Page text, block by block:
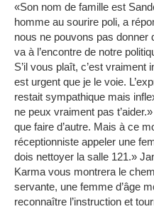
«Son nom de famille est
homme au sourire poli, a
nous ne pouvons pas donner
va à l’encontre de notre
S’il vous plaît, c’est vraiment
est urgent que je le voie.
restait sympathique mais
ne peux vraiment pas t’aider.»
que faire d’autre. Mais à ce
réceptionniste appeler une
dois nettoyer la salle 121.»
Karma vous montrera le
servante, une femme d’âge
reconnaître l’instruction et